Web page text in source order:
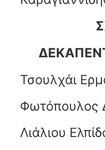
Τσουλχάι
Φωτόπουλος
Λιάλιου